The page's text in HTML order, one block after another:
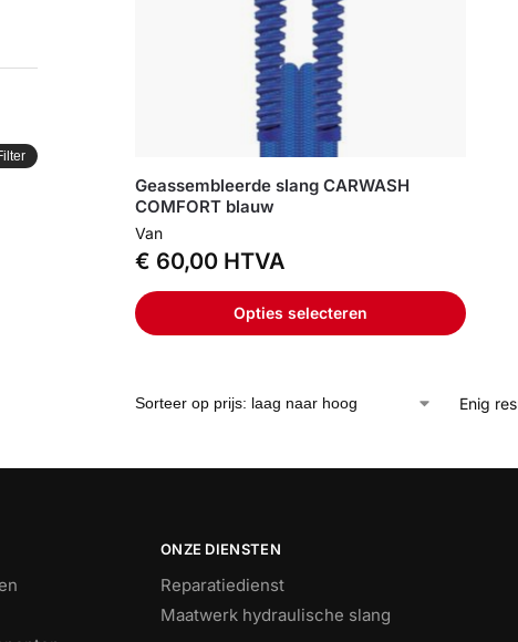
Geassembleerde slang CARWASH
COMFORT blauw
Van
€ 60,00 HTVA
Opties selecteren
Enig
ONZE DIENSTEN
Reparatiedienst
Maatwerk hydraulische slang